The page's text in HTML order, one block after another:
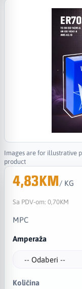
Images are for illustrative
product
4,83KM/ KG
Sa PDV-om: 0,70KM
MPC
Amperaža
Količina